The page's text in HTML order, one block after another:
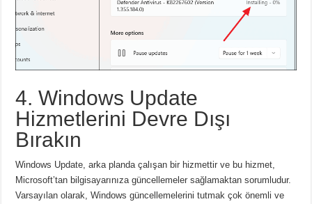
4. Windows Update
Hizmetlerini Devre Dışı
Bırakın
Windows Update, arka planda çalışan bir hizmettir ve bu hizmet,
Microsoft’tan bilgisayarınıza güncellemeler sağlamaktan sorumludur.
Varsayılan olarak, Windows güncellemelerini tutmak çok önemli ve